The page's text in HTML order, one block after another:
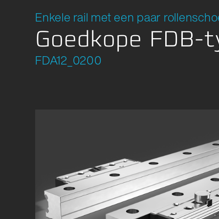
Compliance
Enkele rail met een paar
Goedkope FDB-
FDA12_0200